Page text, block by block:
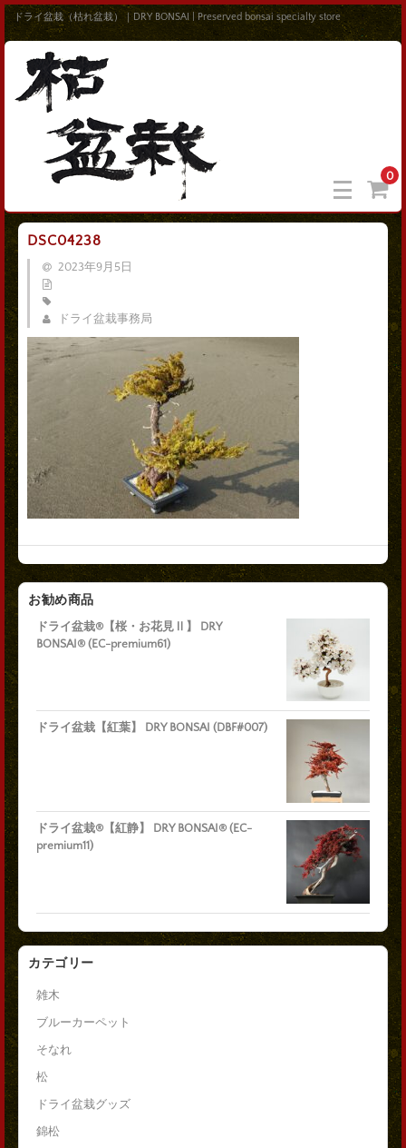
ドライ盆栽（枯れ盆栽）｜DRY BONSAI | Preserved bonsai specialty store
0
DSC04238
2023年9月5日
ドライ盆栽事務局
お勧め商品
ドライ盆栽®【桜・お花見Ⅱ】 DRY
BONSAI® (EC-premium61)
ドライ盆栽【紅葉】 DRY BONSAI (DBF#007)
ドライ盆栽®【紅静】 DRY BONSAI® (EC-
premium11)
カテゴリー
雑木
ブルーカーペット
そなれ
松
ドライ盆栽グッズ
錦松